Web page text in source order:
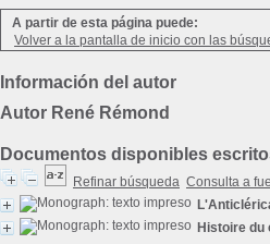
A partir de esta página puede:
Volver a la pantalla de inicio con las
Información del autor
Autor René Rémond
Documentos disponibles
Refinar búsqueda Consulta a
Histoire du